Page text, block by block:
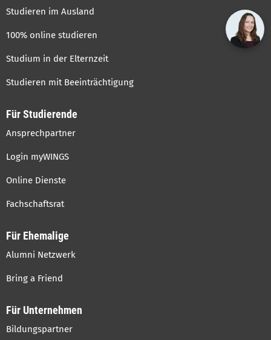
Studieren im Ausland
100% online studieren
Studium in der Elternzeit
Studieren mit Beeinträchtigung
Für Studierende
Ansprechpartner
Login myWINGS
Online Dienste
Fachschaftsrat
Für Ehemalige
Alumni Netzwerk
Bring a Friend
Für Unternehmen
Bildungspartner